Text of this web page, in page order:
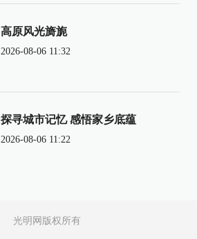
高原风光旖旎
2026-08-06 11:32
探寻城市记忆 感悟家乡底蕴
2026-08-06 11:22
光明网版权所有